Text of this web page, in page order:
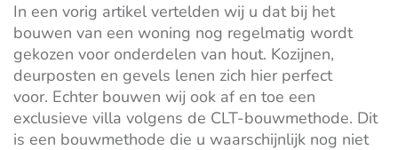
In een vorig artikel vertelden wij u dat bij het
bouwen van een woning nog regelmatig wordt
gekozen voor onderdelen van hout. Kozijnen,
deurposten en gevels lenen zich hier perfect
voor. Echter bouwen wij ook af en toe een
exclusieve villa volgens de CLT-bouwmethode. Dit
is een bouwmethode die u waarschijnlijk nog niet